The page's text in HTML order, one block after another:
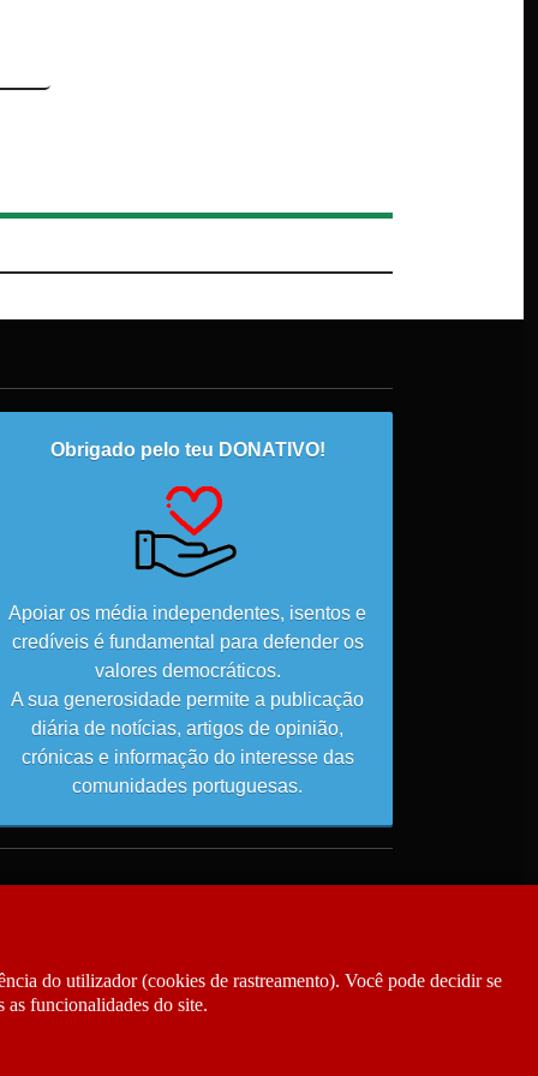
Obrigado pelo teu DONATIVO!
Apoiar os média independentes, isentos e
credíveis é fundamental para defender os
valores democráticos.
A sua generosidade permite a publicação
diária de notícias, artigos de opinião,
crónicas e informação do interesse das
comunidades portuguesas.
do utilizador (cookies de rastreamento). Você pode decidir se
as funcionalidades do site.